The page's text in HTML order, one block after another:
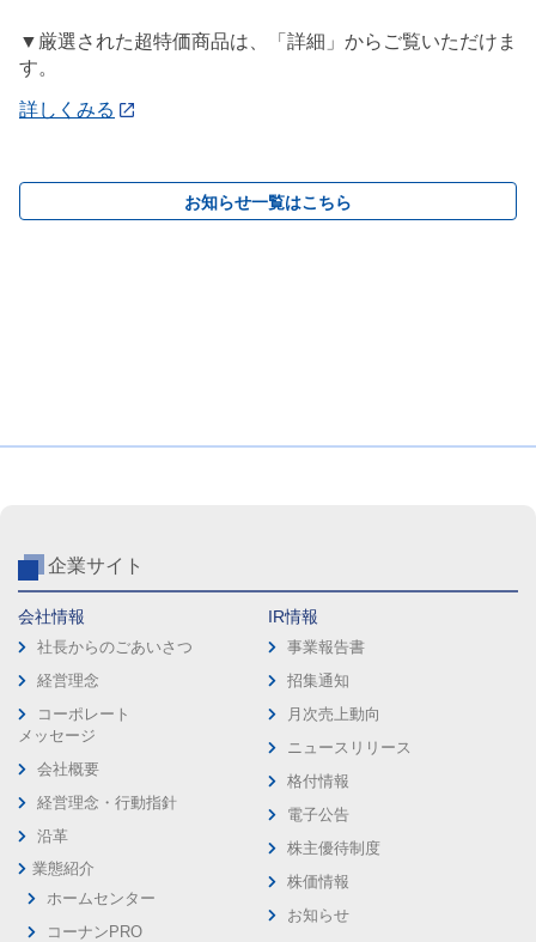
▼厳選された超特価商品は、「詳細」からご覧いただけま
す。
詳しくみる
お知らせ一覧はこちら
企業サイト
会社情報
社長からのごあいさつ
経営理念
コーポレート
メッセージ
会社概要
経営理念・行動指針
沿革
業態紹介
ホームセンター
コーナンPRO
IR情報
事業報告書
招集通知
月次売上動向
ニュースリリース
格付情報
電子公告
株主優待制度
株価情報
お知らせ